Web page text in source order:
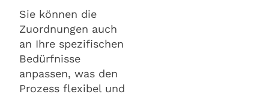
Sie können die
Zuordnungen auch
an Ihre spezifischen
Bedürfnisse
anpassen, was den
Prozess flexibel und